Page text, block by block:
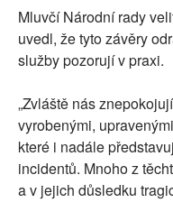
Mluvčí Národní rady
uvedl, že tyto závěry
služby pozorují v praxi.
„Zvláště nás
vyrobenými,
které i nadále
incidentů. Mnoho z
a v jejich důsledku